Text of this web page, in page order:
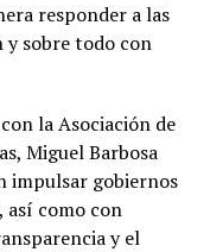
responder a las
y sobre todo con
la Asociación de
Miguel Barbosa
impulsar gobiernos
así como con
y el